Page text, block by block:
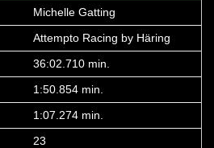
Michelle Gatting
Attempto Racing by Häring
36:02.710 min.
1:50.854 min.
1:07.274 min.
23